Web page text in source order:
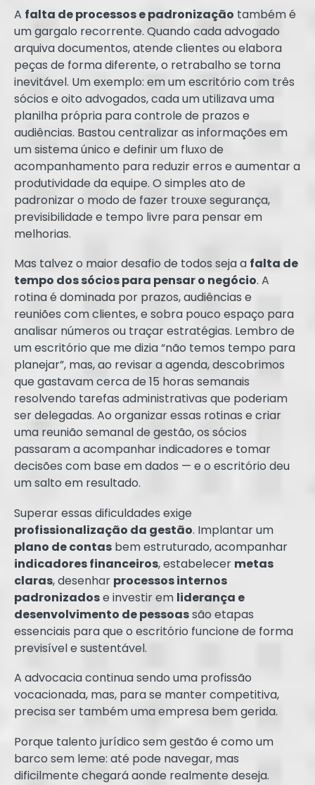
A falta de processos e padronização também é
um gargalo recorrente. Quando cada advogado
arquiva documentos, atende clientes ou elabora
peças de forma diferente, o retrabalho se torna
inevitável. Um exemplo: em um escritório com três
sócios e oito advogados, cada um utilizava uma
planilha própria para controle de prazos e
audiências. Bastou centralizar as informações em
um sistema único e definir um fluxo de
acompanhamento para reduzir erros e aumentar a
produtividade da equipe. O simples ato de
padronizar o modo de fazer trouxe segurança,
previsibilidade e tempo livre para pensar em
melhorias.
Mas talvez o maior desafio de todos seja a falta de
tempo dos sócios para pensar o negócio. A
rotina é dominada por prazos, audiências e
reuniões com clientes, e sobra pouco espaço para
analisar números ou traçar estratégias. Lembro de
um escritório que me dizia “não temos tempo para
planejar”, mas, ao revisar a agenda, descobrimos
que gastavam cerca de 15 horas semanais
resolvendo tarefas administrativas que poderiam
ser delegadas. Ao organizar essas rotinas e criar
uma reunião semanal de gestão, os sócios
passaram a acompanhar indicadores e tomar
decisões com base em dados — e o escritório deu
um salto em resultado.
Superar essas dificuldades exige
profissionalização da gestão. Implantar um
plano de contas bem estruturado, acompanhar
indicadores financeiros, estabelecer metas
claras, desenhar processos internos
padronizadose investir em liderança e
desenvolvimento de pessoassão etapas
essenciais para que o escritório funcione de forma
previsível e sustentável.
A advocacia continua sendo uma profissão
vocacionada, mas, para se manter competitiva,
precisa ser também uma empresa bem gerida.
Porque talento jurídico sem gestão é como um
barco sem leme: até pode navegar, mas
dificilmente chegará aonde realmente deseja.